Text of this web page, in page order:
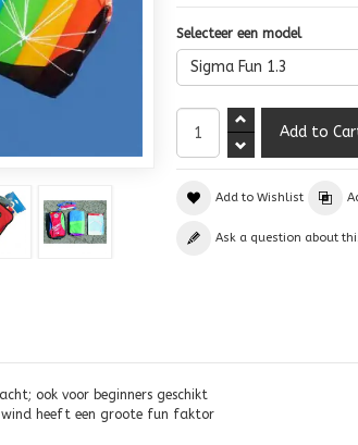
Selecteer een model
Sigma Fun 1.3
Add to Wishlist
Ask a question about
ook voor beginners geschikt
heeft een groote fun faktor